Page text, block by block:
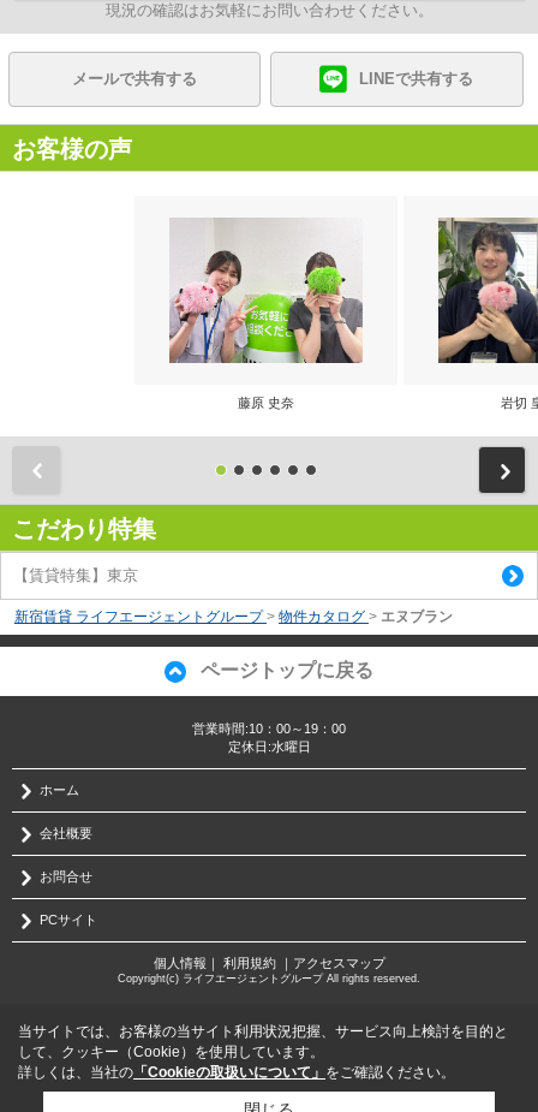
現況の確認はお気軽にお問い合わせください。
メールで共有する LINEで共有する
お客様の声
藤原 史奈 岩切
こだわり特集
【賃貸特集】東京
新宿賃貸 ライフエージェントグループ > 物件カタログ > エヌブラン
ページトップに戻る
営業時間:10：00～19：00
定休日:水曜日
ホーム
会社概要
お問合せ
PCサイト
個人情報 利用規約｜ アクセスマップ
Copyright(c) ライフエージェントグループ All rights reserved.
当サイトでは、お客様の当サイト利用状況把握、サービス向上検討を目的と
して、クッキー（Cookie）を使用しています。
詳しくは、当社の 「Cookieの取扱いについて」 をご確認ください。